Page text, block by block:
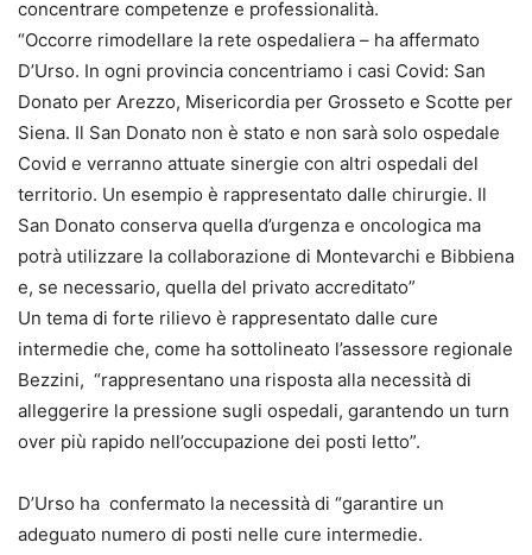
concentrare competenze e professionalità.
“Occorre rimodellare la rete ospedaliera – ha affermato
D’Urso. In ogni provincia concentriamo i casi Covid: San
Donato per Arezzo, Misericordia per Grosseto e Scotte per
Siena. Il San Donato non è stato e non sarà solo ospedale
Covid e verranno attuate sinergie con altri ospedali del
territorio. Un esempio è rappresentato dalle chirurgie. Il
San Donato conserva quella d’urgenza e oncologica ma
potrà utilizzare la collaborazione di Montevarchi e Bibbiena
e, se necessario, quella del privato accreditato”
Un tema di forte rilievo è rappresentato dalle cure
intermedie che, come ha sottolineato l’assessore regionale
Bezzini, “rappresentano una risposta alla necessità di
alleggerire la pressione sugli ospedali, garantendo un turn
over più rapido nell’occupazione dei posti letto”.
D’Urso ha confermato la necessità di “garantire un
adeguato numero di posti nelle cure intermedie.